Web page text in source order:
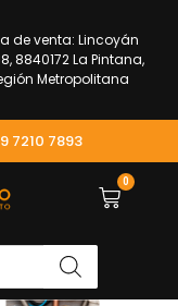
de venta: Lincoyán
8840172 La Pintana,
Metropolitana
7210 7893
0